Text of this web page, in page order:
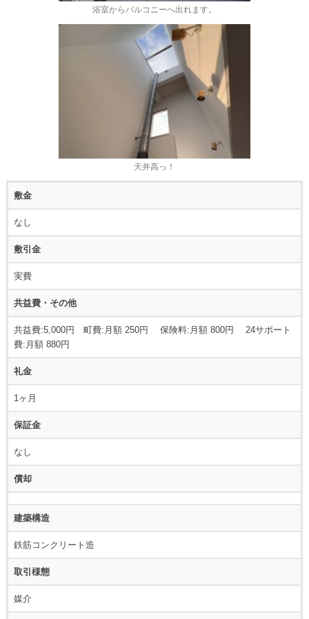
浴室からバルコニーへ出れます。
天井高っ！
敷金
なし
敷引金
実費
共益費・その他
共益費:5,000円 町費:月額 250円 保険料:月額 800円 24サポート
費:月額 880円
礼金
1ヶ月
保証金
なし
償却
建築構造
鉄筋コンクリート造
取引様態
媒介